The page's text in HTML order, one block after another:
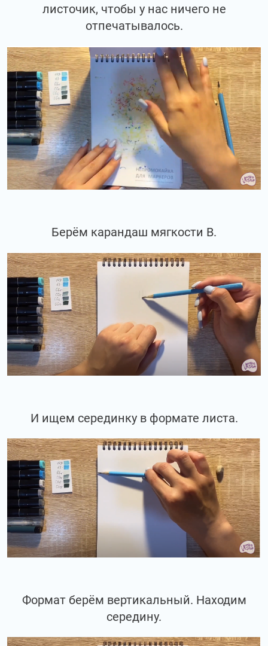
листочик, чтобы у нас ничего не
отпечатывалось.
Берём карандаш мягкости В.
И ищем серединку в формате листа.
Формат берём вертикальный. Находим
середину.